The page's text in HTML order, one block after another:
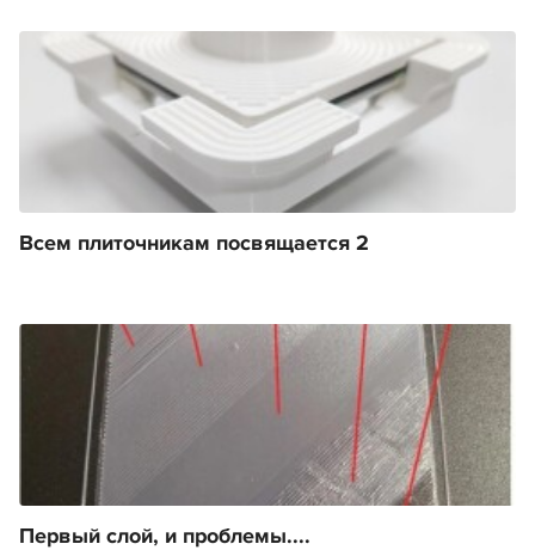
Всем плиточникам посвящается 2
Первый слой, и проблемы....